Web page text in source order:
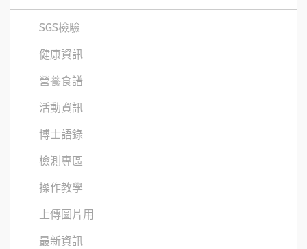
SGS檢驗
健康資訊
營養食譜
活動資訊
博士語錄
檢測專區
操作教學
上傳圖片用
最新資訊